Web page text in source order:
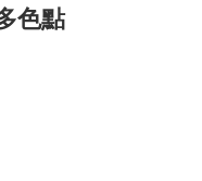
色點